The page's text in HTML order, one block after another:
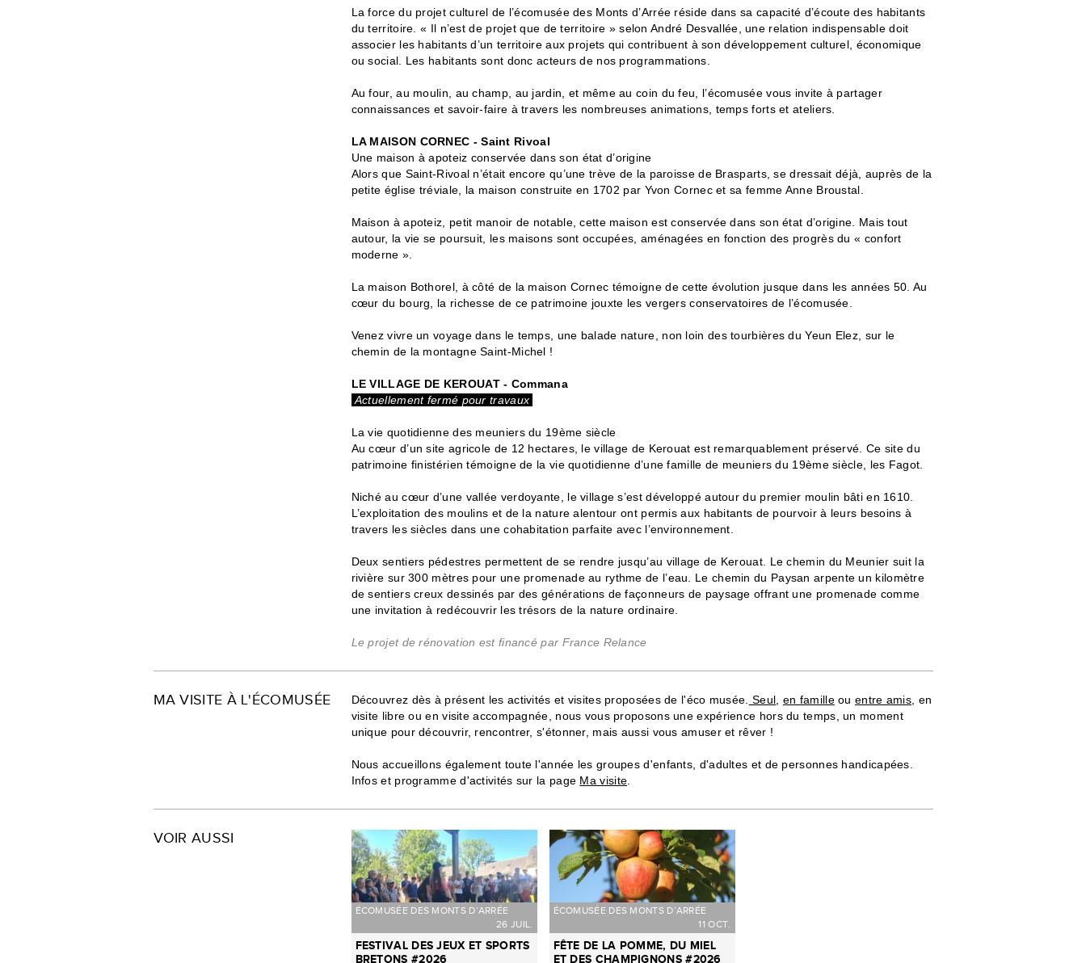
La force du projet culturel de l’écomusée des Monts d’Arrée réside dans sa capacité d’écoute des habitants
du territoire. « Il n’est de projet que de territoire » selon André Desvallée, une relation indispensable doit
associer les habitants d’un territoire aux projets qui contribuent à son développement culturel, économique
ou social. Les habitants sont donc acteurs de nos programmations.
Au four, au moulin, au champ, au jardin, et même au coin du feu, l’écomusée vous invite à partager
connaissances et savoir-faire à travers les nombreuses animations, temps forts et ateliers.
LA MAISON CORNEC - Saint Rivoal
Une maison à apoteiz conservée dans son état d’origine
Alors que Saint-Rivoal n’était encore qu’une trève de la paroisse de Brasparts, se dressait déjà, auprès de la
petite église tréviale, la maison construite en 1702 par Yvon Cornec et sa femme Anne Broustal.
Maison à apoteiz, petit manoir de notable, cette maison est conservée dans son état d’origine. Mais tout
autour, la vie se poursuit, les maisons sont occupées, aménagées en fonction des progrès du « confort
moderne ».
La maison Bothorel, à côté de la maison Cornec témoigne de cette évolution jusque dans les années 50. Au
cœur du bourg, la richesse de ce patrimoine jouxte les vergers conservatoires de l’écomusée.
Venez vivre un voyage dans le temps, une balade nature, non loin des tourbières du Yeun Elez, sur le
chemin de la montagne Saint-Michel !
LE VILLAGE DE KEROUAT - Commana
Actuellement fermé pour travaux
La vie quotidienne des meuniers du 19ème siècle
Au cœur d’un site agricole de 12 hectares, le village de Kerouat est remarquablement préservé. Ce site du
patrimoine finistérien témoigne de la vie quotidienne d’une famille de meuniers du 19ème siècle, les Fagot.
Niché au cœur d’une vallée verdoyante, le village s’est développé autour du premier moulin bâti en 1610.
L’exploitation des moulins et de la nature alentour ont permis aux habitants de pourvoir à leurs besoins à
travers les siècles dans une cohabitation parfaite avec l’environnement.
Deux sentiers pédestres permettent de se rendre jusqu’au village de Kerouat. Le chemin du Meunier suit la
rivière sur 300 mètres pour une promenade au rythme de l’eau. Le chemin du Paysan arpente un kilomètre
de sentiers creux dessinés par des générations de façonneurs de paysage offrant une promenade comme
une invitation à redécouvrir les trésors de la nature ordinaire.
Le projet de rénovation est financé par France Relance
MA VISITE À L'ÉCOMUSÉE Découvrez dès à présent les activités et visites proposées de l'éco musée. Seul en familleouentre amis , en
visite libre ou en visite accompagnée, nous vous proposons une expérience hors du temps, un moment
unique pour découvrir, rencontrer, s'étonner, mais aussi vous amuser et rêver !
Nous accueillons également toute l'année les groupes d'enfants, d'adultes et de personnes handicapées.
Infos et programme d'activités sur la page Ma visite
VOIR AUSSI
ÉCOMUSÉE DES MONTS D’ARRÉE
26 JUIL.
FESTIVAL DES JEUX ET SPORTS
BRETONS #2026
ÉCOMUSÉE DES MONTS D’ARRÉE
11 OCT.
FÊTE DE LA POMME, DU MIEL
ET DES CHAMPIGNONS #2026